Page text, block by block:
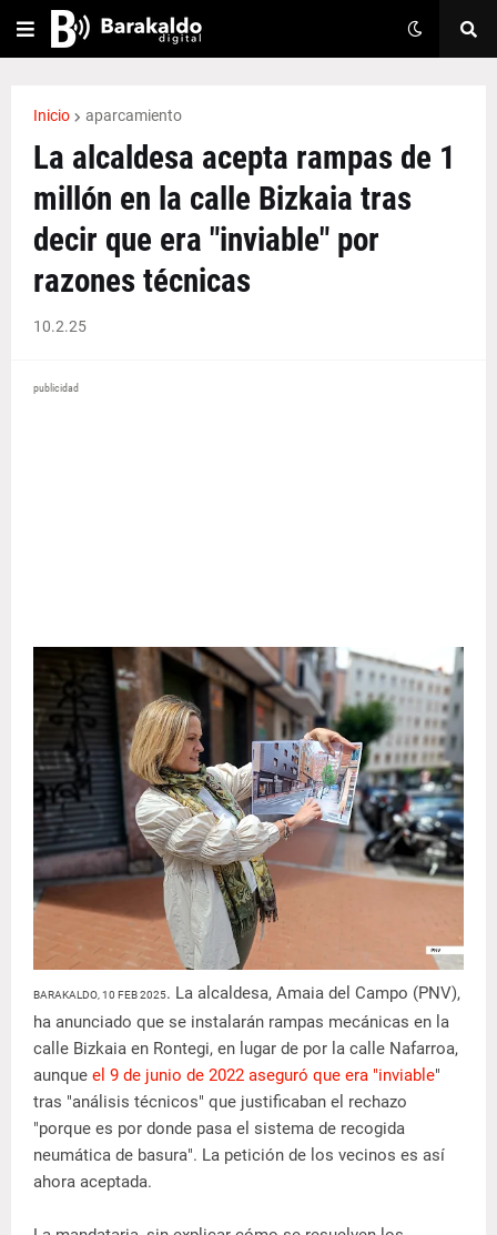
Inicio aparcamiento
La alcaldesa acepta rampas de 1
millón en la calle Bizkaia tras
decir que era "inviable" por
razones técnicas
10.2.25
publicidad
BARAKALDO, 10 FEB 2025. La alcaldesa, Amaia del Campo (PNV),
ha anunciado que se instalarán rampas mecánicas en la
calle Bizkaia en Rontegi, en lugar de por la calle Nafarroa,
aunque el 9 de junio de 2022 aseguró que era "inviable"
tras "análisis técnicos" que justificaban el rechazo
"porque es por donde pasa el sistema de recogida
neumática de basura". La petición de los vecinos es así
ahora aceptada.